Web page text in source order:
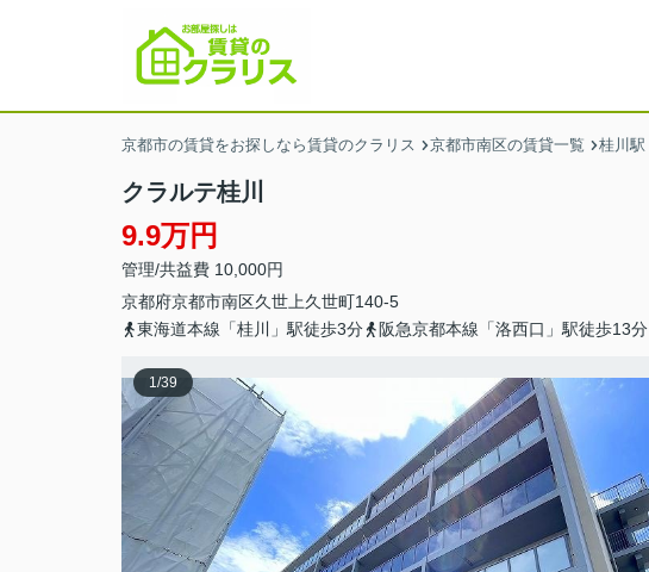
京都市の賃貸をお探しなら賃貸のクラリス 京都市南区の賃貸一覧 桂川駅
クラルテ桂川
9.9万円
管理/共益費 10,000円
京都府京都市南区久世上久世町140-5
東海道本線「桂川」駅徒歩3分
阪急京都本線「洛西口」駅徒歩13分
1/39